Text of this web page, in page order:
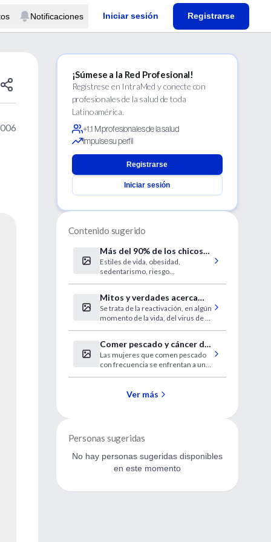
Notificaciones Iniciar sesión Registrarse
¡Súmese a la Red Profesional!
Regístrese en IntraMed y conecte con
profesionales de la salud de toda
Latinoamérica.
+1.1 M profesionales de la salud
Impulse su perfil
Registrarse
Iniciar sesión
Contenido sugerido
Más del 90% de los chicos
no hace actividad física
fuera de la escuela
Estiles de vida, obesidad,
sedentarismo, riesgo
Mitos y verdades acerca
del Herpes Zoster o
"culebrilla"
Se trata de la reactivación, en algún
momento de la vida, del virus de la
eruptiva.
Comer pescado y cáncer de
riñón
Las mujeres que comen pescado
con frecuencia se enfrentan a un
Ver más
Personas sugeridas
No hay personas sugeridas disponibles
en este momento